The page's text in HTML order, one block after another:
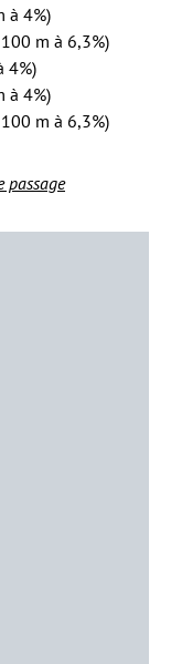
à 4%)
m à 6,3%)
4%)
à 4%)
m à 6,3%)
passage